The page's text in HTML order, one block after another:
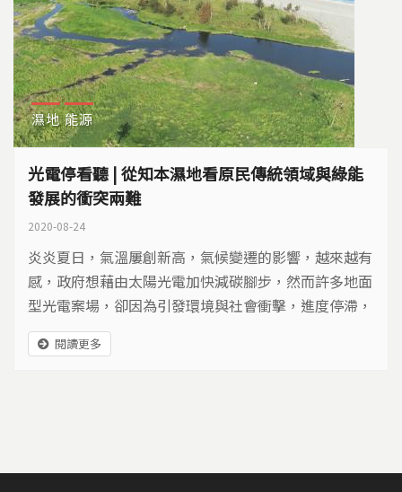
濕地 能源
光電停看聽 | 從知本濕地看原民傳統領域與綠能
發展的衝突兩難
2020-08-24
炎炎夏日，氣溫屢創新高，氣候變遷的影響，越來越有
感，政府想藉由太陽光電加快減碳腳步，然而許多地面
型光電案場，卻因為引發環境與社會衝擊，進度停滯，
其中包括位於台東知本濕地、由韋能能源子公司盛力能
源得標的知本發電廠，建置容量202MW，預計完工
閱讀更多